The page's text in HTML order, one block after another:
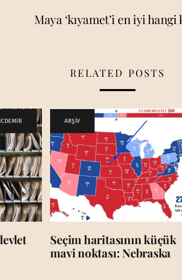
Maya ‘kıyamet’i en iyi
RELATED POSTS
, ARŞİV
Seçim haritasının küçük
mavi noktası: Nebraska